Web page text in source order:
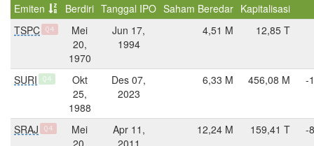
Emiten
Berdiri Tanggal IPO Saham Beredar Kapitalisasi
TSPC
Q4
Mei
20,
1970
Jun 17,
1994
4,51 M 12,85 T
SURI Q4
Okt
25,
1988
Des 07,
2023
6,33 M 456,08 M -
SRAJ Q4
Mei
20,
Apr 11,
2011
12,24 M 159,41 T -